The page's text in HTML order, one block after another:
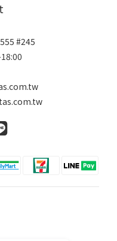
#245